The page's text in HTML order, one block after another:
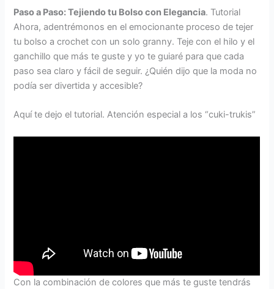
Paso a Paso: Tejiendo tu Bolso con Elegancia. Tutorial
Ahora, adentrémonos en el emocionante proceso de tejer
tu bolso a crochet con un solo granny. Teje con el hilo y el
ganchillo que más te guste y yo te guiaré para que cada
paso sea claro y fácil de seguir. ¿Quién dijo que la moda no
podía ser divertida y accesible?
Aquí te dejo el tutorial. Atención especial a los “cuki-trukis”
Con la combinación de colores que más te guste tendrás